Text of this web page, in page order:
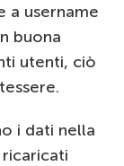
a username
buona
utenti, ciò
i dati nella